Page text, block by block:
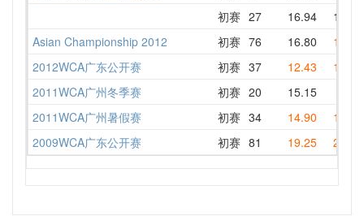
初赛 27 16.94
18.46
Asian Championship 2012
初赛 76 16.80
17.29
2012WCA广东公开赛
初赛 37 12.43
17.97
2011WCA广州冬季赛
初赛 20
15.15
2011WCA广州暑假赛
初赛 34 14.90
19.39
2009WCA广东公开赛
初赛 81 19.25 25.49